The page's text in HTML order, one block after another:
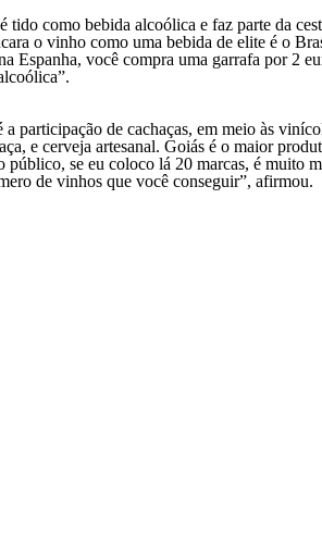
como bebida alcoólica e faz parte da
o vinho como uma bebida de elite é o
você compra uma garrafa por 2
participação de cachaças, em meio às
e cerveja artesanal. Goiás é o maior
se eu coloco lá 20 marcas, é muito
de vinhos que você conseguir”, afirmou.